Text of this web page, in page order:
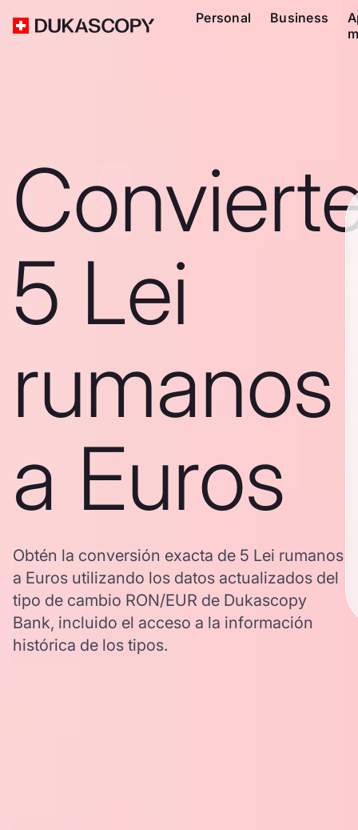
Personal Business
5 Lei
rumanos
a Euros
Obtén la conversión exacta de 5 Lei rumanos
a Euros utilizando los datos actualizados del
tipo de cambio RON/EUR de Dukascopy
Bank, incluido el acceso a la información
histórica de los tipos.